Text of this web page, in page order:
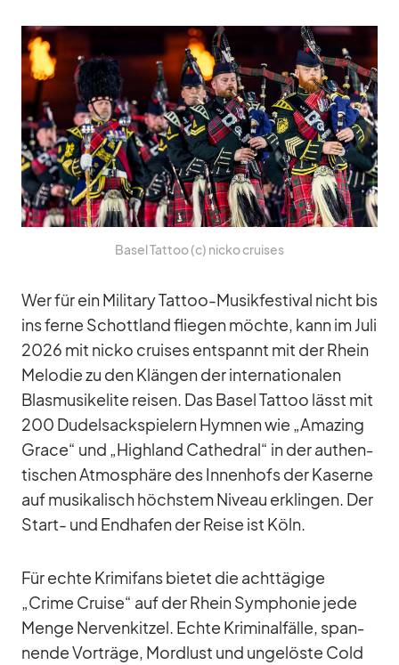
Ba­sel Tat­too (c) nicko crui­ses
Wer für ein Mi­li­tary Tat­too-Mu­sik­fes­ti­val nicht bis
ins ferne Schott­land flie­gen möchte, kann im Juli
2026 mit nicko crui­ses ent­spannt mit der Rhein
Me­lo­die zu den Klän­gen der in­ter­na­tio­na­len
Blas­mu­sik­elite rei­sen. Das Ba­sel Tat­too lässt mit
200 Du­del­sack­spie­lern Hym­nen wie „Ama­zing
Grace“ und „High­land Ca­the­dral“ in der au­then­
ti­schen At­mo­sphäre des In­nen­hofs der Ka­serne
auf mu­si­ka­lisch höchs­tem Ni­veau er­klin­gen. Der
Start- und End­ha­fen der Reise ist Köln.
Für echte Kri­mi­fans bie­tet die acht­tä­gige
„Crime Cruise“ auf der Rhein Sym­pho­nie jede
Menge Ner­ven­kit­zel. Echte Kri­mi­nal­fälle, span­
nende Vor­träge, Mord­lust und un­ge­löste Cold